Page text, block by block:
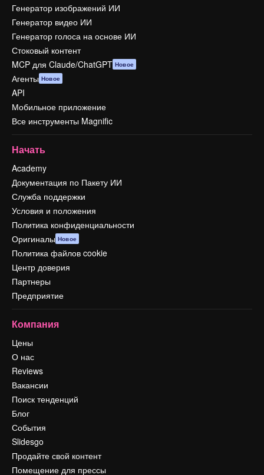
Генератор изображений ИИ
Генератор видео ИИ
Генератор голоса на основе ИИ
Стоковый контент
MCP для Claude/ChatGPT Новое
Агенты Новое
API
Мобильное приложение
Все инструменты Magnific
Начать
Academy
Документация по Пакету ИИ
Служба поддержки
Условия и положения
Политика конфиденциальности
Оригиналы Новое
Политика файлов cookie
Центр доверия
Партнеры
Предприятие
Компания
Цены
О нас
Reviews
Вакансии
Поиск тенденций
Блог
События
Slidesgo
Продайте свой контент
Помещение для прессы